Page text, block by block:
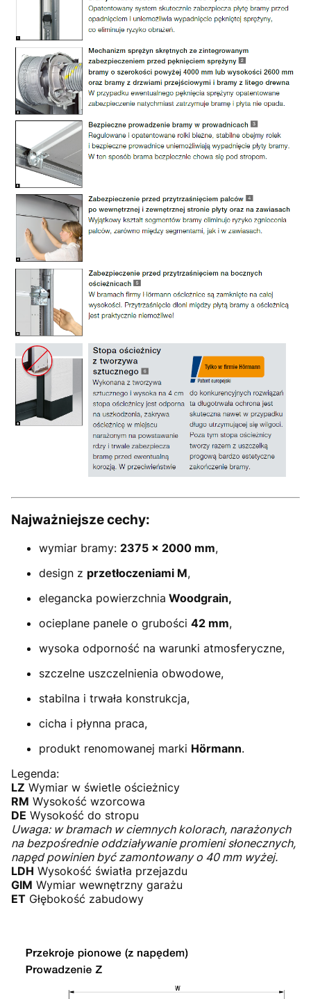
Najważniejsze cechy:
wymiar bramy: 2375 × 2000 mm,
design z przetłoczeniami M,
elegancka powierzchnia Woodgrain,
ocieplane panele o grubości 42 mm,
wysoka odporność na warunki atmosferyczne,
szczelne uszczelnienia obwodowe,
stabilna i trwała konstrukcja,
cicha i płynna praca,
produkt renomowanej marki Hörmann.
Legenda:
LZ Wymiar w świetle ościeżnicy
RM Wysokość wzorcowa
DE Wysokość do stropu
Uwaga: w bramach w ciemnych kolorach, narażonych
na bezpośrednie oddziaływanie promieni słonecznych,
napęd powinien być zamontowany o 40 mm wyżej.
LDH Wysokość światła przejazdu
GIM Wymiar wewnętrzny garażu
ET Głębokość zabudowy